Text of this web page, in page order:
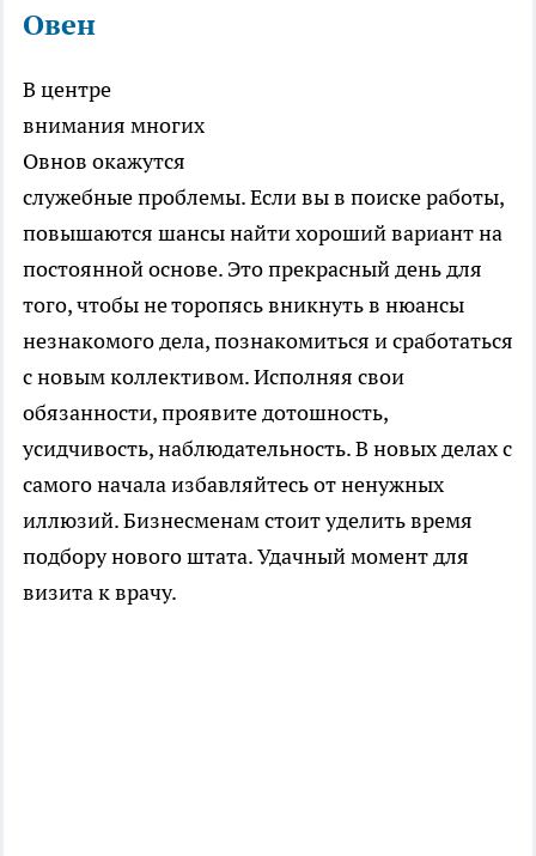
Овен
В центре
внимания многих
Овнов окажутся
служебные проблемы. Если вы в поиске работы,
повышаются шансы найти хороший вариант на
постоянной основе. Это прекрасный день для
того, чтобы не торопясь вникнуть в нюансы
незнакомого дела, познакомиться и сработаться
с новым коллективом. Исполняя свои
обязанности, проявите дотошность,
усидчивость, наблюдательность. В новых делах с
самого начала избавляйтесь от ненужных
иллюзий. Бизнесменам стоит уделить время
подбору нового штата. Удачный момент для
визита к врачу.